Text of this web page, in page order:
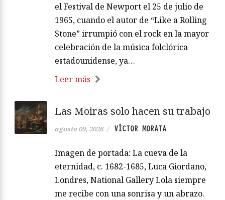
el Festival de Newport el 25 de julio de
1965, cuando el autor de “Like a Rolling
Stone” irrumpió con el rock en la mayor
celebración de la música folclórica
estadounidense, ya…
Leer más
Las Moiras solo hacen su trabajo
agosto 09, 2026 / VÍCTOR MORATA
Imagen de portada: La cueva de la
eternidad, c. 1682-1685, Luca Giordano,
Londres, National Gallery Lola siempre
me recibe con una sonrisa y un abrazo.